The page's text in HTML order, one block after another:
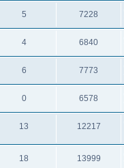
5 7228
4 6840
6 7773
0 6578
13 12217
18 13999